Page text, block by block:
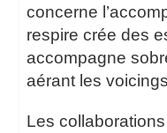
concerne
respire crée des
accompagne
aérant les
Les